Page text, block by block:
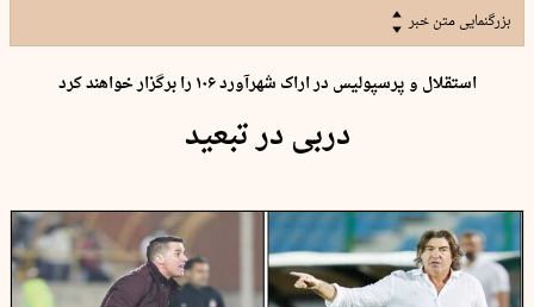
بزرگنمایی متن خبر
استقلال و پرسپولیس در اراک شهرآورد ۱۰۶ را برگزار خواهند کرد
دربی در تبعید